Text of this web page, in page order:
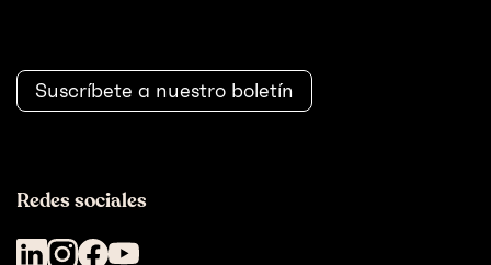
Suscríbete a nuestro boletín
Redes sociales